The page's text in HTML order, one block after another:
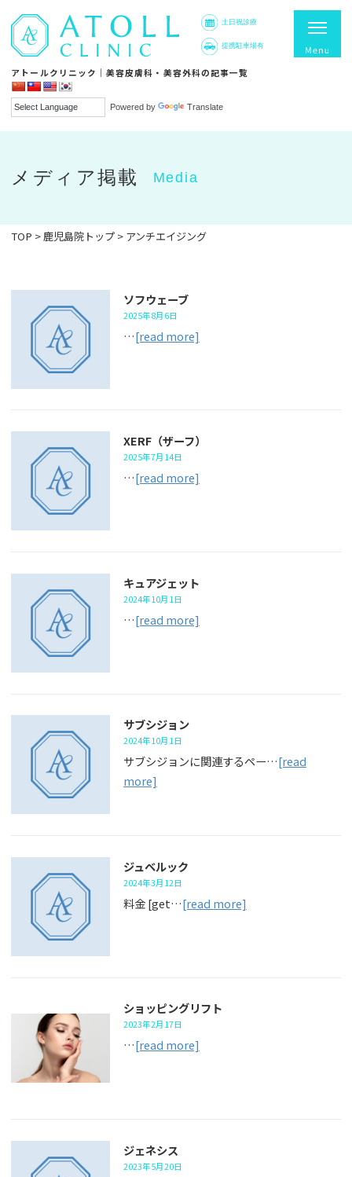
アトールクリニック｜美容皮膚科・美容外科の記事一覧
Powered by Translate
土日祝診療
提携駐車場有
メディア掲載 Media
TOP > 鹿児島院トップ > アンチエイジング
ソフウェーブ
2025年8月6日
…[read more]
XERF（ザーフ）
2025年7月14日
…[read more]
キュアジェット
2024年10月1日
…[read more]
サブシジョン
2024年10月1日
サブシジョンに関連するペー…[read
more]
ジュベルック
2024年3月12日
料金 [get…[read more]
ショッピングリフト
2023年2月17日
…[read more]
ジェネシス
2023年5月20日